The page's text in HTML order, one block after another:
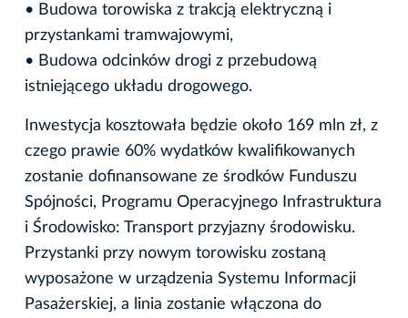
• Budowa torowiska z trakcją elektryczną i
przystankami tramwajowymi,
• Budowa odcinków drogi z przebudową
istniejącego układu drogowego.
Inwestycja kosztowała będzie około 169 mln zł, z
czego prawie 60% wydatków kwalifikowanych
zostanie dofinansowane ze środków Funduszu
Spójności, Programu Operacyjnego Infrastruktura
i Środowisko: Transport przyjazny środowisku.
Przystanki przy nowym torowisku zostaną
wyposażone w urządzenia Systemu Informacji
Pasażerskiej, a linia zostanie włączona do